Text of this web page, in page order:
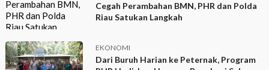
Cegah Perambahan BMN, PHR dan Polda
Riau Satukan Langkah
EKONOMI
Dari Buruh Harian ke Peternak, Program